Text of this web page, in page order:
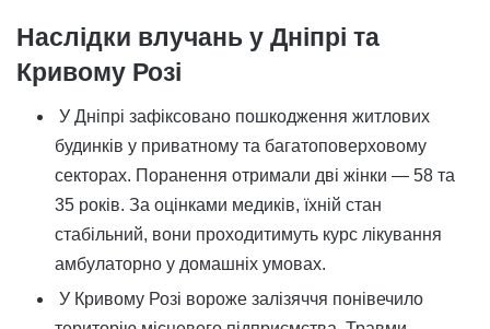
Наслідки влучань у Дніпрі та
Кривому Розі
У Дніпрі зафіксовано пошкодження житлових
будинків у приватному та багатоповерховому
секторах. Поранення отримали дві жінки — 58 та
35 років. За оцінками медиків, їхній стан
стабільний, вони проходитимуть курс лікування
амбулаторно у домашніх умовах.
У Кривому Розі вороже залізяччя понівечило